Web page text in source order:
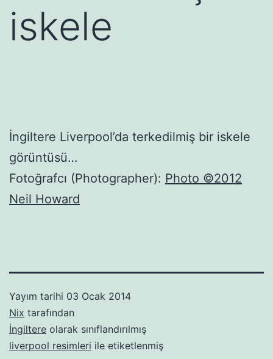
iskele
İngiltere Liverpool’da terkedilmiş bir iskele
görüntüsü…
Fotoğrafcı (Photographer): Photo ©2012
Neil Howard
Yayım tarihi 03 Ocak 2014
Nix tarafından
İngiltere olarak sınıflandırılmış
liverpool resimleri ile etiketlenmiş